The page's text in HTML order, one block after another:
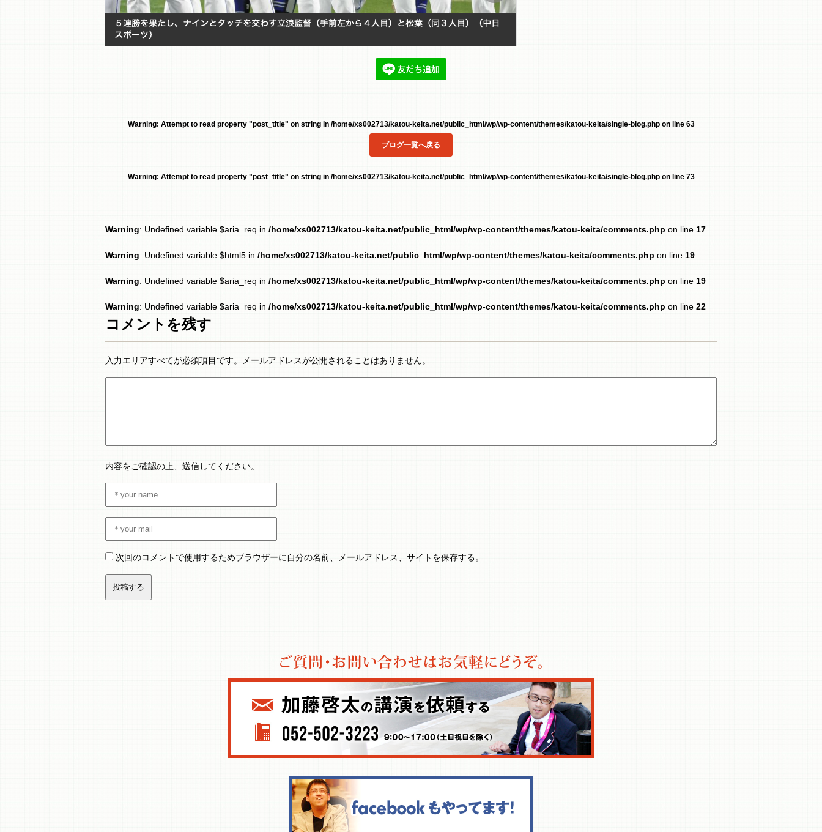
Warning: Attempt to read property "post_title" on string in /home/xs002713/katou-keita.net/public_html/wp/wp-content/themes/katou-keita/single-blog.phpon line 63
ブログ一覧へ戻る
Warning: Attempt to read property "post_title" on string in /home/xs002713/katou-keita.net/public_html/wp/wp-content/themes/katou-keita/single-blog.phpon line 73
Warning: Undefined variable $aria_req in /home/xs002713/katou-keita.net/public_html/wp/wp-content/themes/katou-keita/comments.php on line 17
Warning: Undefined variable $html5 in /home/xs002713/katou-keita.net/public_html/wp/wp-content/themes/katou-keita/comments.php on line 19
Warning: Undefined variable $aria_req in /home/xs002713/katou-keita.net/public_html/wp/wp-content/themes/katou-keita/comments.php on line 19
Warning: Undefined variable $aria_req in /home/xs002713/katou-keita.net/public_html/wp/wp-content/themes/katou-keita/comments.php on line 22
コメントを残す
入力エリアすべてが必須項目です。メールアドレスが公開されることはありません。
内容をご確認の上、送信してください。
次回のコメントで使用するためブラウザーに自分の名前、メールアドレス、サイトを保存する。